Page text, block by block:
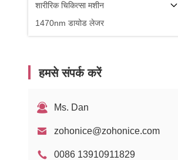
शारीरिक चिकित्सा मशीन
1470nm डायोड लेजर
हमसे संपर्क करें
Ms. Dan
zohonice@zohonice.com
0086 13910911829